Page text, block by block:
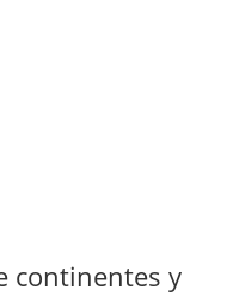
continentes y